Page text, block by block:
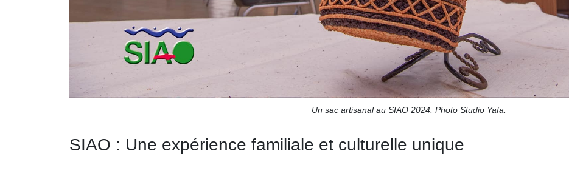
Un sac artisanal au SIAO 2024. Photo Studio Yafa.
SIAO : Une expérience familiale et culturelle unique